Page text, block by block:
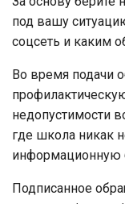
под вашу
соцсеть и каким
Во время подачи
недопустимости
где школа никак
информационную
Подписанное